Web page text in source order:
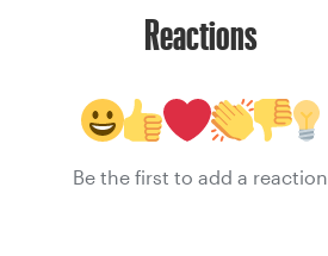
Reactions
Be the first to add a reaction